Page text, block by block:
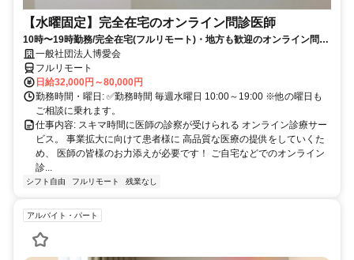
【水曜固定】完全在宅のオンライン問診医師
10時〜19時勤務/完全在宅(フルリモート)・地方も歓迎のオンライン問診
業務一般社団法人博愛会
フルリモート
日給32,000円～80,000円
勤務時間・曜日: ✅勤務時間 毎週水曜日 10:00～19:00 ※他の曜日も
ご相談に乗れます。
仕事内容: スキマ時間に医師の診察が受けられる オンライン診療サー
ビス。 事業拡大に向けて患者様に 高品質な医療の提供をしていくた
め、 医師の皆様のお力添えが必要です！ ご自宅などでのオンライン
診...
シフト自由 フルリモート 残業なし
アルバイト・パート